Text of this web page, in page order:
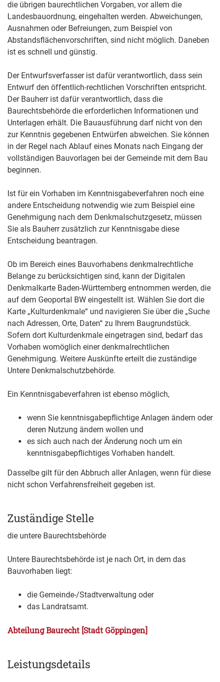
die übrigen baurechtlichen Vorgaben, vor allem die
Landesbauordnung, eingehalten werden. Abweichungen,
Ausnahmen oder Befreiungen, zum Beispiel von
Abstandsflächenvorschriften, sind nicht möglich. Daneben
ist es schnell und günstig.
Der Entwurfsverfasser ist dafür verantwortlich, dass sein
Entwurf den öffentlich-rechtlichen Vorschriften entspricht.
Der Bauherr ist dafür verantwortlich, dass die
Baurechtsbehörde die erforderlichen Informationen und
Unterlagen erhält. Die Bauausführung darf nicht von den
zur Kenntnis gegebenen Entwürfen abweichen. Sie können
in der Regel nach Ablauf eines Monats nach Eingang der
vollständigen Bauvorlagen bei der Gemeinde mit dem Bau
beginnen.
Ist für ein Vorhaben im Kenntnisgabeverfahren noch eine
andere Entscheidung notwendig wie zum Beispiel eine
Genehmigung nach dem Denkmalschutzgesetz, müssen
Sie als Bauherr zusätzlich zur Kenntnisgabe diese
Entscheidung beantragen.
Ob im Bereich eines Bauvorhabens denkmalrechtliche
Belange zu berücksichtigen sind, kann der Digitalen
Denkmalkarte Baden-Württemberg entnommen werden, die
auf dem Geoportal BW eingestellt ist. Wählen Sie dort die
Karte „Kulturdenkmale“ und navigieren Sie über die „Suche
nach Adressen, Orte, Daten“ zu Ihrem Baugrundstück.
Sofern dort Kulturdenkmale eingetragen sind, bedarf das
Vorhaben womöglich einer denkmalrechtlichen
Genehmigung. Weitere Auskünfte erteilt die zuständige
Untere Denkmalschutzbehörde.
Ein Kenntnisgabeverfahren ist ebenso möglich,
wenn Sie kenntnisgabepflichtige Anlagen ändern oder
deren Nutzung ändern wollen und
es sich auch nach der Änderung noch um ein
kenntnisgabepflichtiges Vorhaben handelt.
Dasselbe gilt für den Abbruch aller Anlagen, wenn für diese
nicht schon Verfahrensfreiheit gegeben ist.
Zuständige Stelle
die untere Baurechtsbehörde
Untere Baurechtsbehörde ist je nach Ort, in dem das
Bauvorhaben liegt:
die Gemeinde-/Stadtverwaltung oder
das Landratsamt.
Abteilung Baurecht [Stadt Göppingen]
Leistungsdetails